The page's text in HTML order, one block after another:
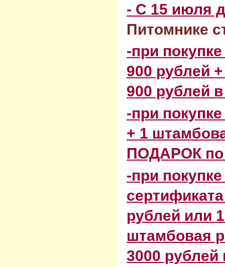
- С 15 июля
Питомнике
-при
900 рублей
900 рублей
-при
+ 1
ПОДАРОК по
-при
рублей или
штамбовая
3000